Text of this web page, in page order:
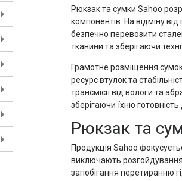
Рюкзак та сумки Sahoo
компонентів. На відміну
безпечно перевозити
тканини та зберігаючи
Грамотне розміщення
ресурс втулок та
трансмісії від вологи та
зберігаючи їхню
Рюкзак та
Продукція Sahoo
виключають
запобігання перетиранню